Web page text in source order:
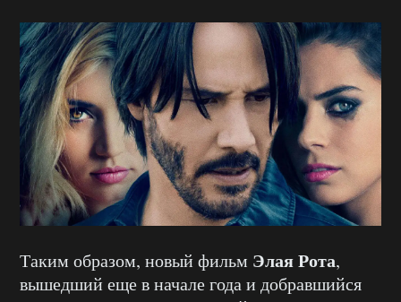
Таким образом, новый фильм Элая Рота,
вышедший еще в начале года и добравшийся